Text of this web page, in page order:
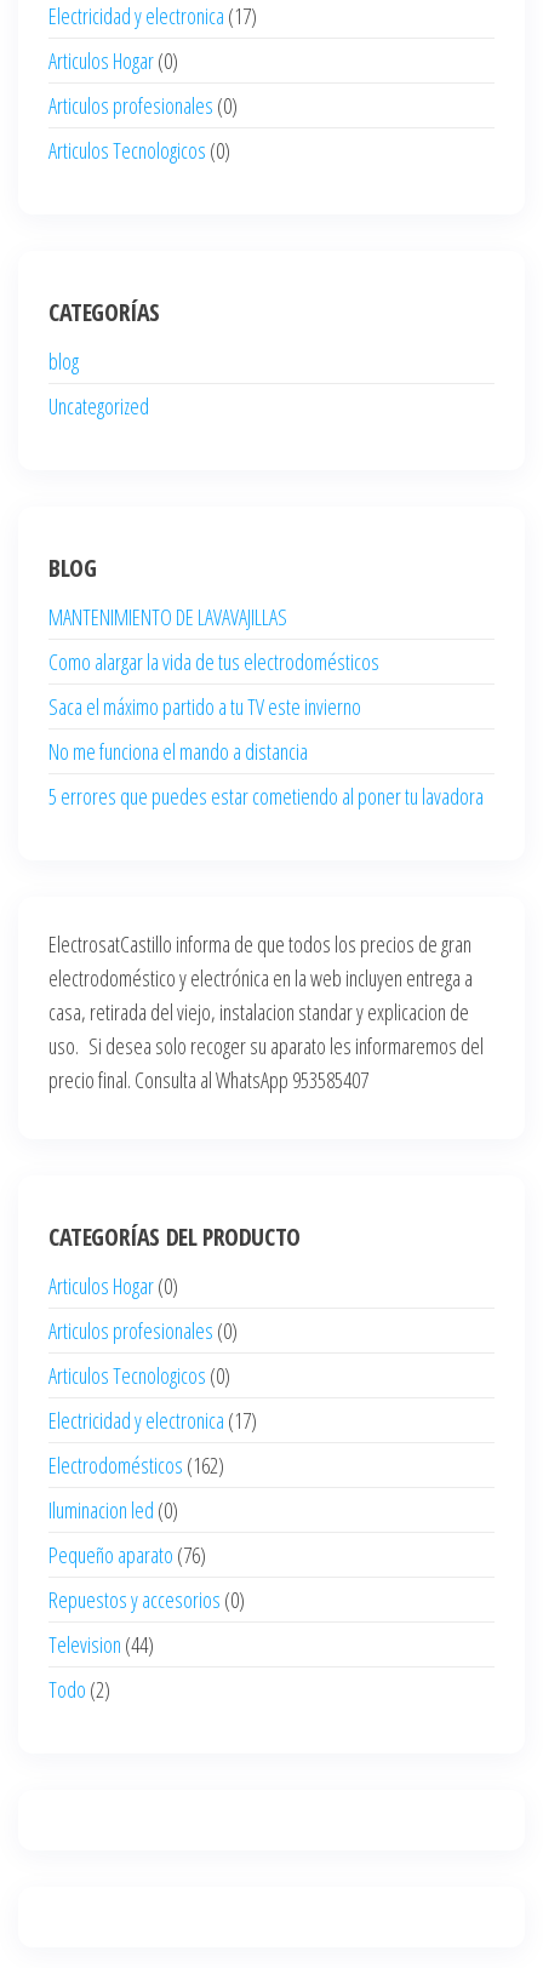
Electricidad y electronica (17)
Articulos Hogar(0)
Articulos profesionales (0)
Articulos Tecnologicos (0)
CATEGORÍAS
blog
Uncategorized
BLOG
MANTENIMIENTO DE LAVAVAJILLAS
Como alargar la vida de tus electrodomésticos
Saca el máximo partido a tu TV este invierno
No me funciona el mando a distancia
5 errores que puedes estar cometiendo al poner tu lavadora
ElectrosatCastillo informa de que todos los precios de gran
electrodoméstico y electrónica en la web incluyen entrega a
casa, retirada del viejo, instalacion standar y explicacion de
uso. Si desea solo recoger su aparato les informaremos del
precio final. Consulta al WhatsApp 953585407
CATEGORÍAS DEL PRODUCTO
Articulos Hogar(0)
Articulos profesionales (0)
Articulos Tecnologicos (0)
Electricidad y electronica (17)
Electrodomésticos (162)
Iluminacion led (0)
Pequeño aparato (76)
Repuestos y accesorios (0)
Television (44)
Todo (2)